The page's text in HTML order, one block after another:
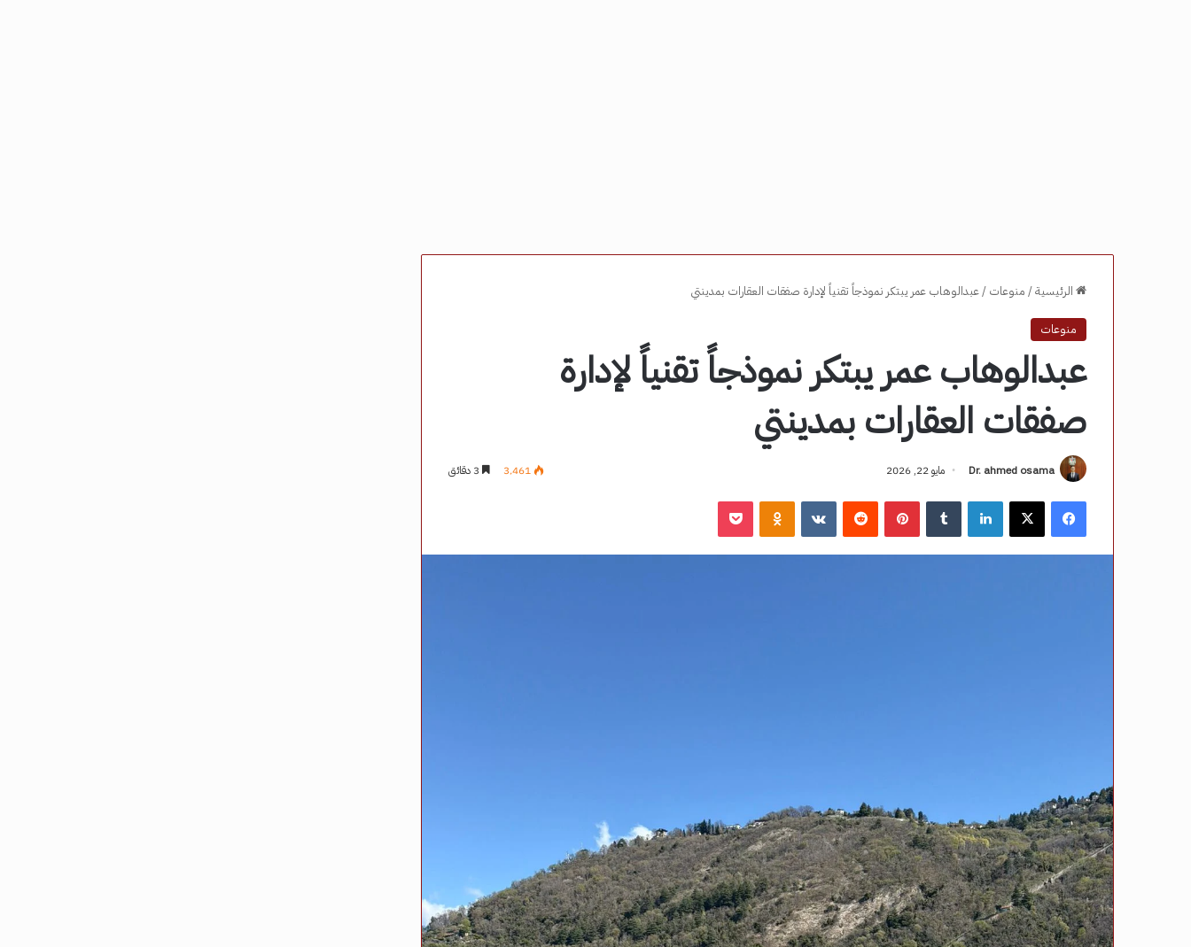
الرئيسية/ منوعات /عبدالوهاب عمر يبتكر نموذجاً تقنياً لإدارة صفقات العقارات بمدينتي
منوعات
عبدالوهاب عمر يبتكر نموذجاً تقنياً لإدارة
صفقات العقارات بمدينتي
Dr. ahmed osama مايو 22, 2026 3٬461
فيسبوك ‫X لينكدإن بينتيريست ‏VKontakte